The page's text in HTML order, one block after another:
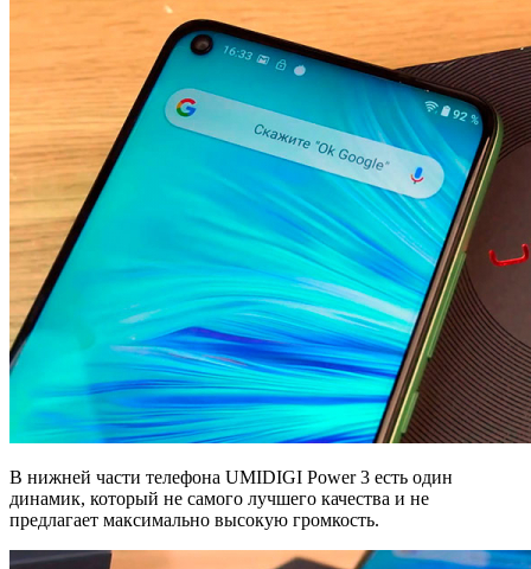
В нижней части телефона UMIDIGI Power 3 есть один
динамик, который не самого лучшего качества и не
предлагает максимально высокую громкость.